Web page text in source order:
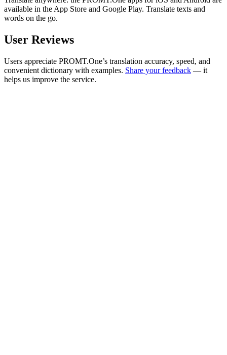
available in the App Store and Google Play. Translate texts and
words on the go.
User Reviews
Users appreciate PROMT.One’s translation accuracy, speed, and
convenient dictionary with examples. Share your feedback — it
helps us improve the service.